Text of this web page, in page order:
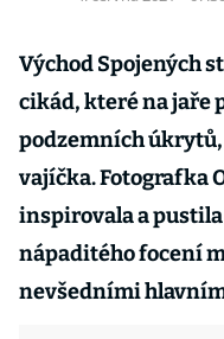
Východ Spojených
cikád, které na jaře
podzemních
vajíčka. Fotografka
inspirovala a pustila
nápaditého focení
nevšedními